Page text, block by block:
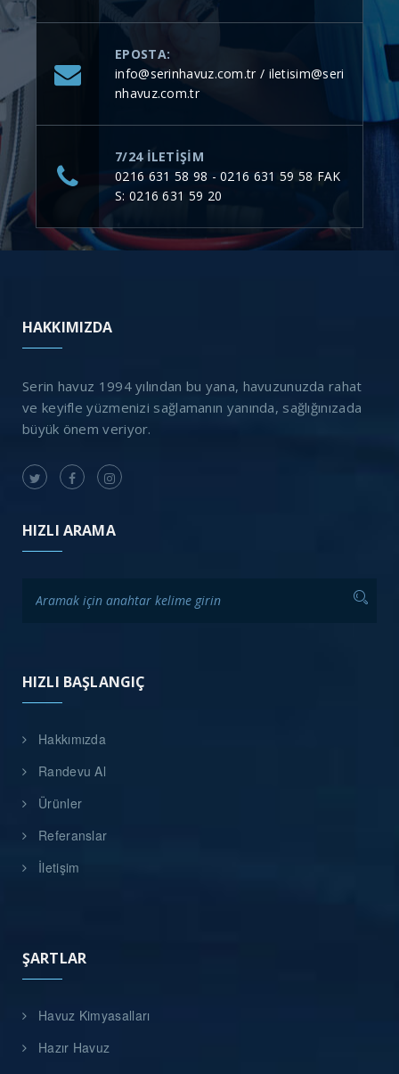
EPOSTA:
info@serinhavuz.com.tr / iletisim@seri
nhavuz.com.tr
7/24 ILETIŞIM
0216 631 58 98 - 0216 631 59 58 FAK
S: 0216 631 59 20
HAKKIMIZDA
Serin havuz 1994 yılından bu yana, havuzunuzda rahat
ve keyifle yüzmenizi sağlamanın yanında, sağlığınızada
büyük önem veriyor.
HIZLI ARAMA
HIZLI BAŞLANGIÇ
Hakkımızda
Randevu Al
Ürünler
Referanslar
İletişim
ŞARTLAR
Havuz Kimyasalları
Hazır Havuz